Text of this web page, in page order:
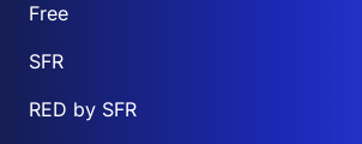
Free
SFR
RED by SFR